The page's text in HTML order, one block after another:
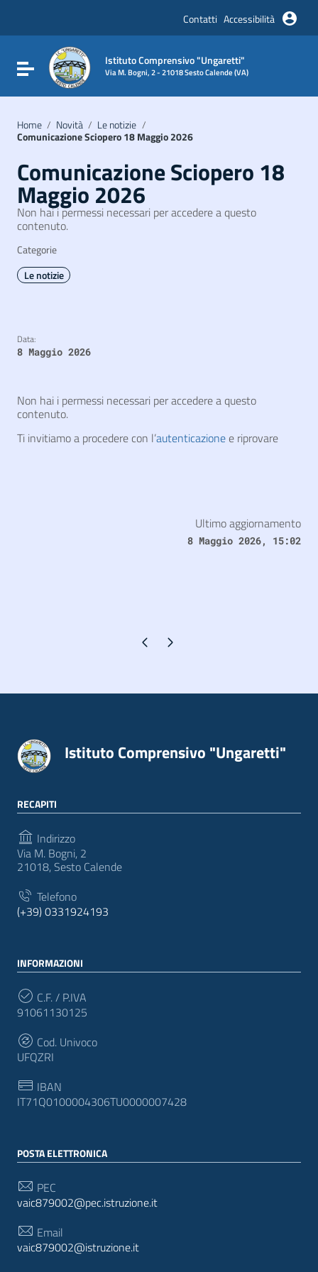
Vai al footer
Contatti Accessibilità
Attiva / disattiva la navigazione
Istituto Comprensivo "Ungaretti"
Via M. Bogni, 2 - 21018 Sesto Calende (VA)
Home / Novità / Le notizie /
Comunicazione Sciopero 18 Maggio 2026
Comunicazione Sciopero 18
Maggio 2026
Non hai i permessi necessari per accedere a questo
contenuto.
Categorie
Le notizie
Data:
8 Maggio 2026
Non hai i permessi necessari per accedere a questo
contenuto.
Ti invitiamo a procedere con l’autenticazionee riprovare
Ultimo aggiornamento
8 Maggio 2026, 15:02
Pagina precedente
Pagina successiva
Istituto Comprensivo "Ungaretti"
RECAPITI
Indirizzo
Via M. Bogni, 2
21018, Sesto Calende
Telefono
(+39) 0331924193
INFORMAZIONI
C.F. / P.IVA
91061130125
Cod. Univoco
UFQZRI
IBAN
IT71Q0100004306TU0000007428
POSTA ELETTRONICA
PEC
vaic879002@pec.istruzione.it
Email
vaic879002@istruzione.it